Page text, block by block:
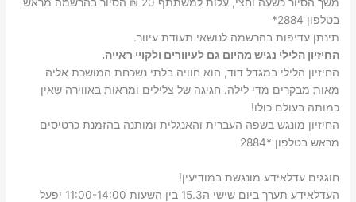
בטלפון 2884*
תינתן עדיפות בהרשמה לנושאי תעודת עיוור.
החיזיון הלילי נגיש מהיום גם לעיוורים ולקויי ראייה.
החיזיון הלילי במגדל דוד, הוא חוויה בלתי נשכחת המושכת אליה
מאות מבקרים מדי לילה. חגיגה של צלילים ומראות באווירה שאין
כמותה בעולם כולו!
החיזיון מונגש בשפה העברית והאנגלית ומותנה בהזמנת כרטיסים
מראש בטלפון *2884
חוגגים עדלאידע מונגשת במודיעין!
העדלאידע תערך ביום שישי ה15.3 בין השעות 11:00-14:00 יפעל